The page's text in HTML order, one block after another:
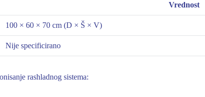
Vrednost
100 × 60 × 70 cm (D × Š × V)
Nije specificirano
rashladnog sistema: